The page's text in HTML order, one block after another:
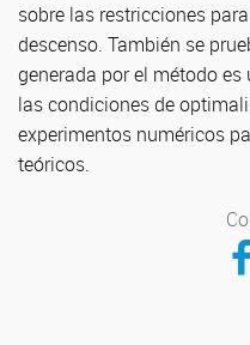
sobre las restricciones
descenso. También se
generada por el método
las condiciones de
experimentos numéricos
teóricos.